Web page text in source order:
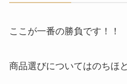
ここが一番の勝負です！！
商品選びについてはのちほ